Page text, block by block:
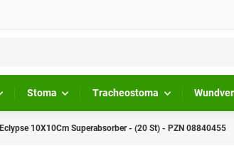
Stoma Tracheostoma
Eclypse 10X10Cm Superabsorber - (20 St) - PZN 08840455